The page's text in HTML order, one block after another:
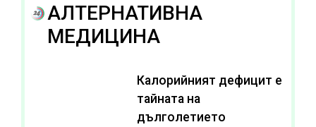
АЛТЕРНАТИВНА
МЕДИЦИНА
Калорийният дефицит е
тайната на
дълголетието